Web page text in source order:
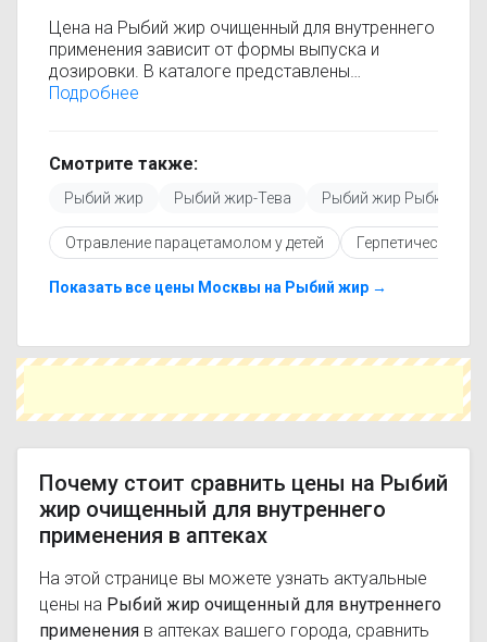
Цена на Рыбий жир очищенный для внутреннего
применения зависит от формы выпуска и
дозировки. В каталоге представлены
предложения от разных аптек, что позволяет
цене. Информация о стоимости регулярно
обновляется, поэтому вы видите только
актуальные данные.
Перед покупкой рекомендуется ознакомиться с
инструкцией по применению, показаниями и
можете подобрать аналоги Рыбий жир
доступной ценой.
укажите свой город и сравните предложения.
Подробнее
Смотрите также:
Рыбий жир Рыбий жир-Тева Рыбий жир Рыбка
Отравление парацетамолом у детей Герпетическая
Показать все цены Москвы на Рыбий жир →
Почему стоит сравнить цены на Рыбий
жир очищенный для внутреннего
применения в аптеках
На этой странице вы можете узнать актуальные
цены на Рыбий жир очищенный для внутреннего
применения в аптеках вашего города, сравнить